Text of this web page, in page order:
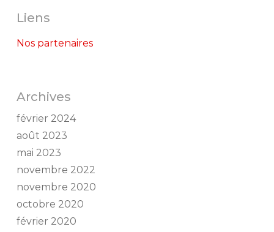
Liens
Nos partenaires
Archives
février 2024
août 2023
mai 2023
novembre 2022
novembre 2020
octobre 2020
février 2020